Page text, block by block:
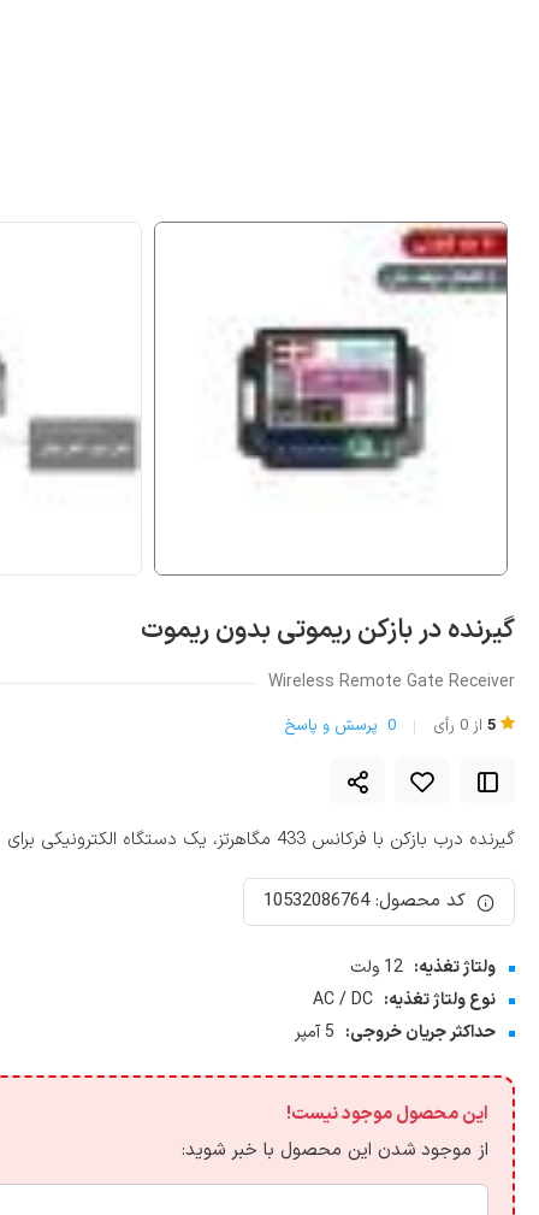
گیرنده در بازکن ریموتی بدون ریموت
Wireless Remote Gate Receiver
5 از 0 رأی 0 پرسش و پاسخ
گیرنده درب بازکن با فرکانس 433 مگاهرتز، یک دستگاه الکترونیکی برای ریموت دار کردن درب منازل یا ساختمان های مسکونی, اداری, تجاری و صنعتی است.
کد محصول: 10532086764
ولتاژ تغذیه: 12 ولت
نوع ولتاژ تغذیه: AC / DC
حداکثر جریان خروجی: 5 آمپر
این محصول موجود نیست!
از موجود شدن این محصول با خبر شوید: